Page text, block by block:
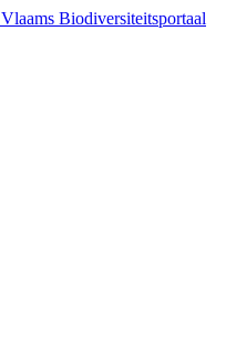
Vlaams Biodiversiteitsportaal